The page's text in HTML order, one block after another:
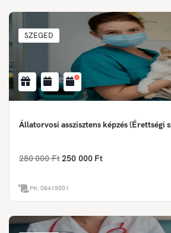
SZEGED
Állatorvosi asszisztens képzés (Érettségi
280 000 Ft 250 000 Ft
PK:08415001